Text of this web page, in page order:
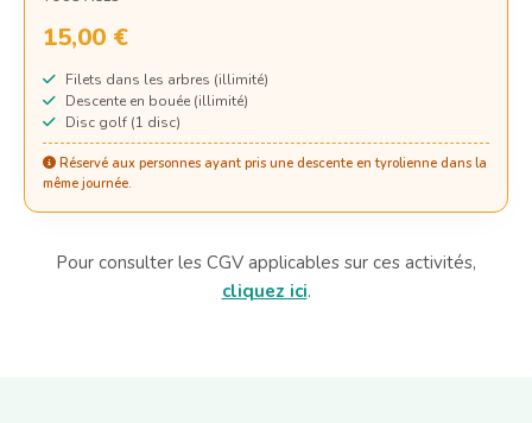
15,00 €
Filets dans les arbres (illimité)
Descente en bouée (illimité)
Disc golf (1 disc)
Réservé aux personnes ayant pris une descente en tyrolienne dans la
même journée.
Pour consulter les CGV applicables sur ces activités,
cliquez ici.